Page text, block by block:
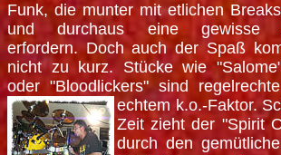
Funk, die munter mit etlichen
und durchaus eine gewisse
erfordern. Doch auch der Spaß
nicht zu kurz. Stücke wie
oder "Bloodlickers" sind
echtem k.o.-Faktor.
Zeit zieht der "Spirit
durch den